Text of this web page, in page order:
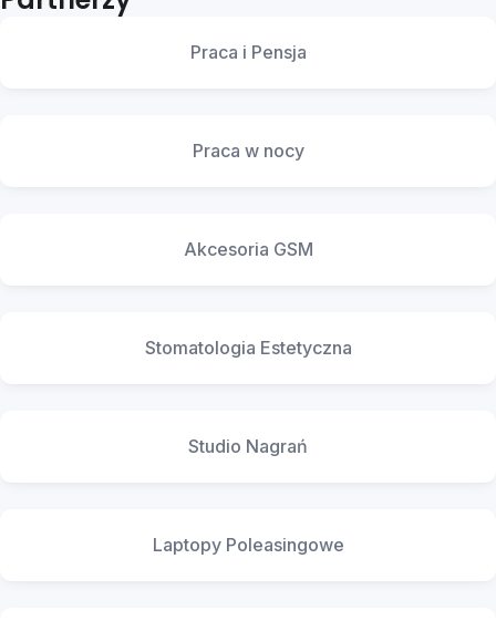
Praca i Pensja
Praca w nocy
Akcesoria GSM
Stomatologia Estetyczna
Studio Nagrań
Laptopy Poleasingowe